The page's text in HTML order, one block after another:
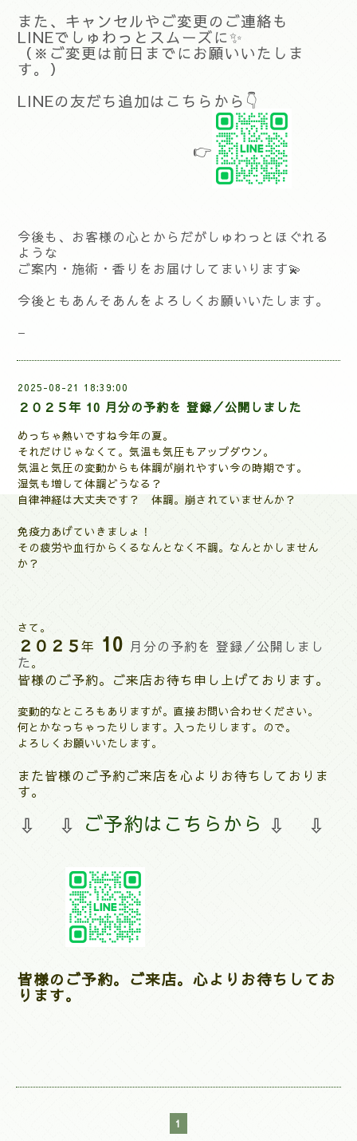
また、キャンセルやご変更のご連絡も
LINEでしゅわっとスムーズに✨
（※ご変更は前日までにお願いいたしま
す。）
LINEの友だち追加はこちらから👇
👉
今後も、お客様の心とからだがしゅわっとほぐれる
ような
ご案内・施術・香りをお届けしてまいります💫
今後ともあんそあんをよろしくお願いいたします。
—
2025-08-21 18:39:00
２０２５年 10 月分の予約を 登録／公開しました
めっちゃ熱いですね今年の夏。
それだけじゃなくて。気温も気圧もアップダウン。
気温と気圧の変動からも体調が崩れやすい今の時期です。
湿気も増して体調どうなる？
自律神経は大丈夫です？ 体調。崩されていませんか？
免疫力あげていきましょ！
その疲労や血行からくるなんとなく不調。なんとかしません
か？
さて。
２０２５年 10 月分の予約を 登録／公開しまし
た。
皆様のご予約。ご来店お待ち申し上げております。
変動的なところもありますが。直接お問い合わせください。
何とかなっちゃったりします。入ったりします。ので。
よろしくお願いいたします。
また皆様のご予約ご来店を心よりお待ちしておりま
す。
⇩ ⇩ ご予約はこちらから ⇩ ⇩
皆様のご予約。ご来店。心よりお待ちしてお
ります。
1